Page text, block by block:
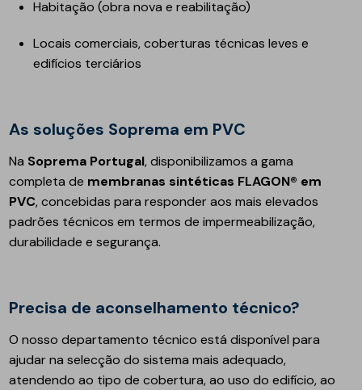
Habitação (obra nova e reabilitação)
Locais comerciais, coberturas técnicas leves e
edifícios terciários
As soluções Soprema em PVC
Na Soprema Portugal, disponibilizamos a gama
completa de membranas sintéticas FLAGON® em
PVC, concebidas para responder aos mais elevados
padrões técnicos em termos de impermeabilização,
durabilidade e segurança.
Precisa de aconselhamento técnico?
O nosso departamento técnico está disponível para
ajudar na selecção do sistema mais adequado,
atendendo ao tipo de cobertura, ao uso do edifício, ao